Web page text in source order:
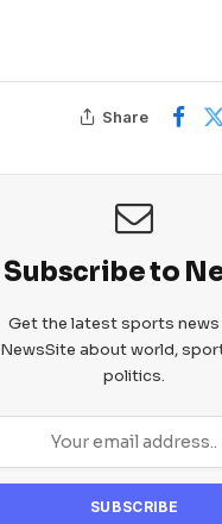
Share
Subscribe to
Get the latest sports
NewsSite about world,
politics.